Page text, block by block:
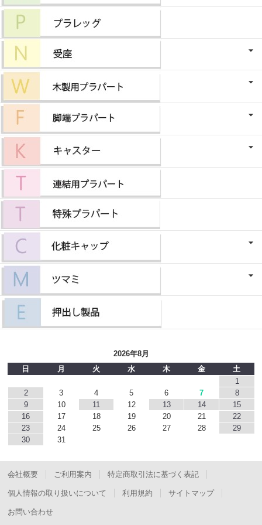
2026年8月
日
月 火 水 木 金
土
1
2
3 4 5 6 7
8
9
10 11 12 13 14
15
16
17 18 19 20 21
22
23
24 25 26 27 28
29
30
31
会社概要 ご利用案内 特定商取引法に基づく表記
個人情報の取り扱いについて 利用規約 サイトマップ
お問い合わせ